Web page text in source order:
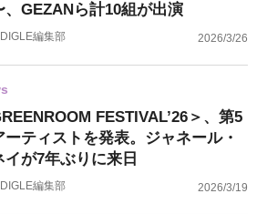
、GEZANら計10組が出演
DIGLE編集部 2026/3/26
FESTIVAL’26＞、第5
ーティストを発表。ジャネール・
イが7年ぶりに来日
DIGLE編集部 2026/3/19